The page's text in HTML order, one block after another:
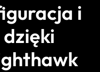
i
dzięki